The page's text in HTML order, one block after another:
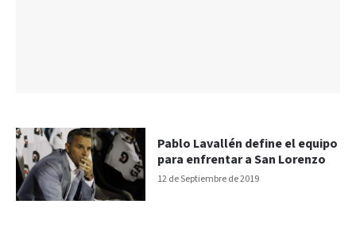
12 de Septiembre de 2019
Pablo Lavallén define el equipo
para enfrentar a San Lorenzo